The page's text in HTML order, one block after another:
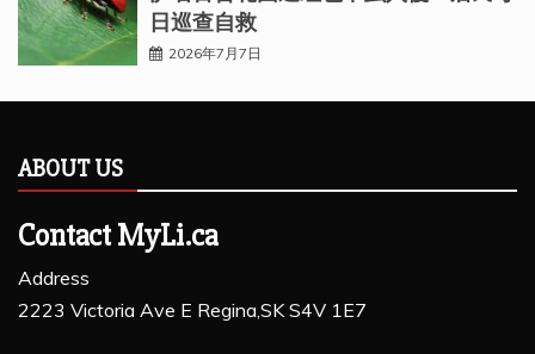
日巡查自救
2026年7月7日
ABOUT US
Contact MyLi.ca
Address
2223 Victoria Ave E Regina,SK S4V 1E7